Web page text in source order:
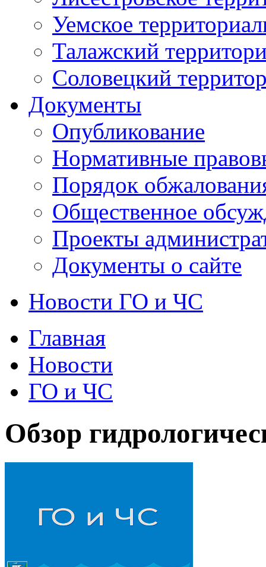
Уемское
Талажский
Соловецкий
Документы
Опубликование
Нормативные
Порядок
Общественное
Проекты
Документы о сайте
Новости ГО и ЧС
Главная
Новости
ГО и ЧС
Обзор